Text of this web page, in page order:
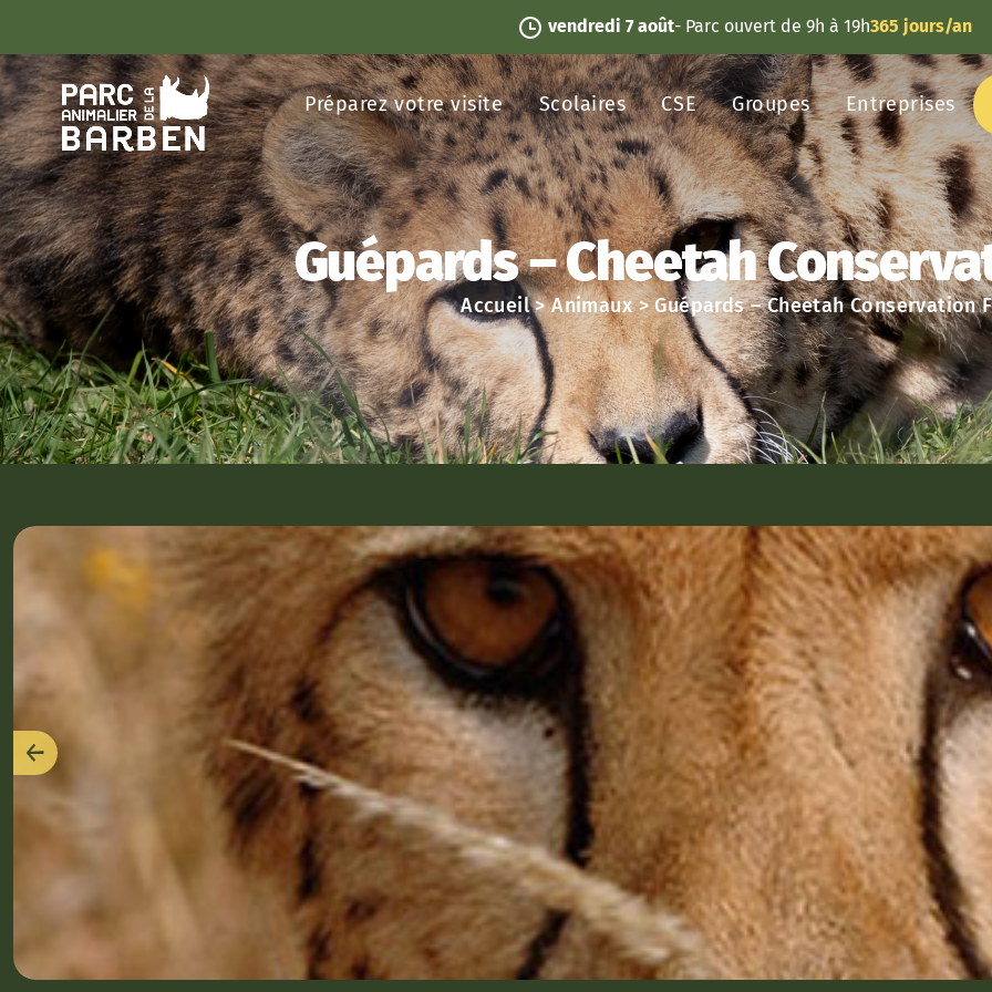
vendredi 7 août- Parc ouvert de 9h à 19h365 jours/an
Préparez votre visite Scolaires CSE Groupes Entreprises
Guépards – Cheetah
Accueil>Animaux>Guépards – Cheetah Conservation
Précédent